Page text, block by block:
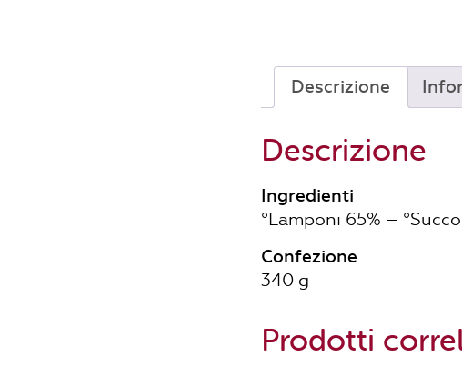
Descrizione
Descrizione
Ingredienti
°Lamponi 65% –
Confezione
340 g
Prodotti